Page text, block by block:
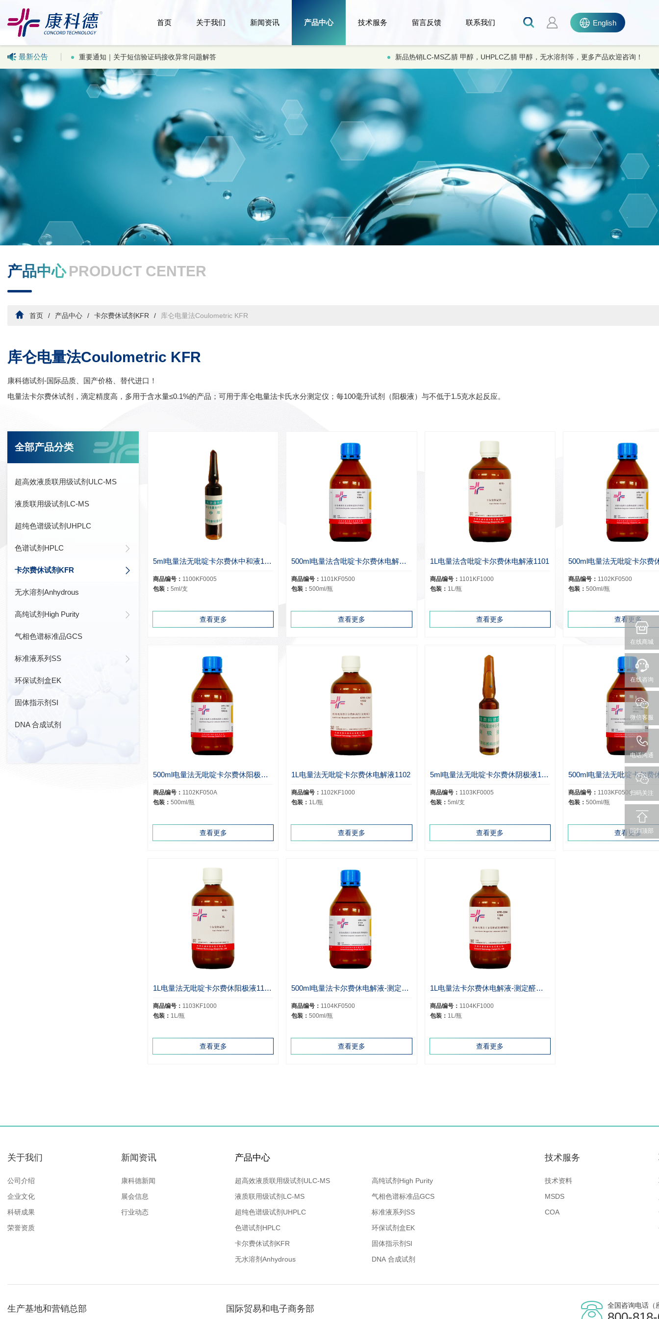
首页 关于我们 新闻资讯 产品中心 技术服务 留言反馈 联系我们 English
最新公告 重要通知｜关于短信验证码接收异常问题解答 新品热销LC-MS乙腈 甲醇，UHPLC乙腈 甲醇，无水溶剂等，更多产品欢迎咨询！
产品中心 PRODUCT CENTER
首页 产品中心 卡尔费休试剂KFR 库仑电量法Coulometric KFR
库仑电量法Coulometric KFR
康科德试剂-国际品质、国产价格、替代进口！
电量法卡尔费休试剂，滴定精度高，多用于含水量≤0.1%的产品；可用于库仑电量法卡氏水分测定仪；每100毫升试剂（阳极液）与不低于1.5克水起反应。
全部产品分类
超高效液质联用级试剂ULC-MS
液质联用级试剂LC-MS
超纯色谱级试剂UHPLC
色谱试剂HPLC
卡尔费休试剂KFR
无水溶剂Anhydrous
高纯试剂High Purity
气相色谱标准品GCS
标准液系列SS
环保试剂盒EK
固体指示剂SI
DNA 合成试剂
5ml电量法无吡啶卡尔费休中和液1100
商品编号： 1100KF0005
包装： 5ml/支
查看更多
500ml电量法含吡啶卡尔费休电解液1101
商品编号： 1101KF0500
包装：500ml/瓶
查看更多
1L电量法含吡啶卡尔费休电解液1101
商品编号： 1101KF1000
包装： 1L/瓶
查看更多
商品编号： 1102KF0500
包装： 500ml/瓶
查看更多
500ml电量法无吡啶卡尔费休阳极液1102A
商品编号： 1102KF050A
包装： 500ml/瓶
查看更多
1L电量法无吡啶卡尔费休电解液1102
商品编号： 1102KF1000
包装： 1L/瓶
查看更多
5ml电量法无吡啶卡尔费休阴极液1103C06B
商品编号： 1103KF0005
包装： 5ml/支
查看更多
商品编号： 1103KF0500
包装： 500ml/瓶
查看更多
1L电量法无吡啶卡尔费休阳极液1103C06A
商品编号： 1103KF1000
包装： 1L/瓶
查看更多
500ml电量法卡尔费休电解液-测定醛酮用1104
商品编号： 1104KF0500
包装：500ml/瓶
查看更多
1L电量法卡尔费休电解液-测定醛酮用1104
商品编号： 1104KF1000
包装： 1L/瓶
查看更多
关于我们
公司介绍
企业文化
科研成果
荣誉资质
新闻资讯
康科德新闻
展会信息
行业动态
产品中心
超高效液质联用级试剂ULC-MS
液质联用级试剂LC-MS
超纯色谱级试剂UHPLC
色谱试剂HPLC
卡尔费休试剂KFR
无水溶剂Anhydrous
高纯试剂High Purity
气相色谱标准品GCS
标准液系列SS
环保试剂盒EK
固体指示剂SI
DNA 合成试剂
技术服务
技术资料
MSDS
COA
生产基地和营销总部 国际贸易和电子商务部 全国咨询电话（
在线商城
在线咨询
微信客服
电话沟通
扫码关注
回到顶部